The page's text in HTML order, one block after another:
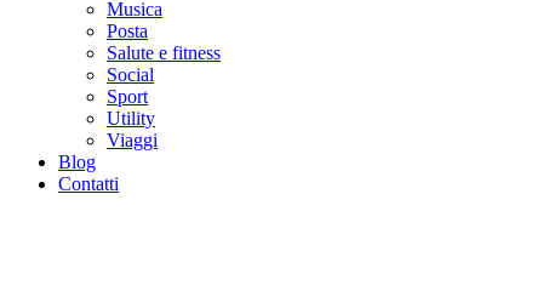
Musica
Posta
Salute e fitness
Social
Sport
Utility
Viaggi
Blog
Contatti